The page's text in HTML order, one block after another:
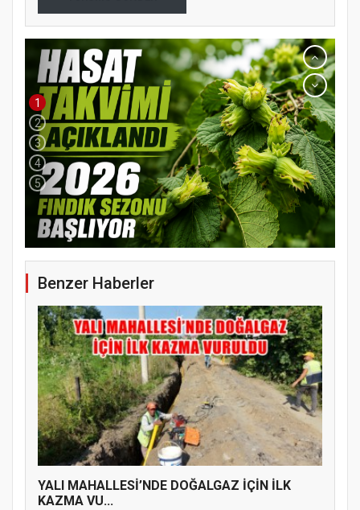
YENİ PARTİ TERME İLÇE BAŞKANLIĞINDA
ÜYE KATILIM PROGRAMI
1
2
3
4
5
Benzer Haberler
YALI MAHALLESİ’NDE DOĞALGAZ İÇİN İLK
KAZMA VU...